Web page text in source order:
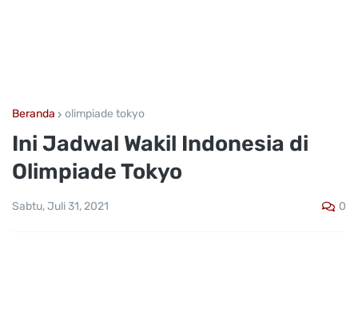
Beranda olimpiade tokyo
Ini Jadwal Wakil Indonesia di
Olimpiade Tokyo
Sabtu, Juli 31, 2021 0